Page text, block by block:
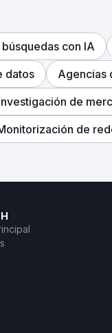
con IA
datos
Agencias
de
de